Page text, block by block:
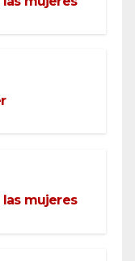
mujeres